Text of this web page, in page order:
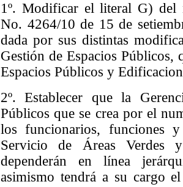
1º. Modificar el literal G) del
No. 4264/10 de 15 de
dada por sus distintas
Gestión de Espacios Públicos,
Espacios Públicos y
2º. Establecer que la
Públicos que se crea por el
los funcionarios, funciones
Servicio de Áreas Verdes
dependerán en línea
asimismo tendrá a su cargo